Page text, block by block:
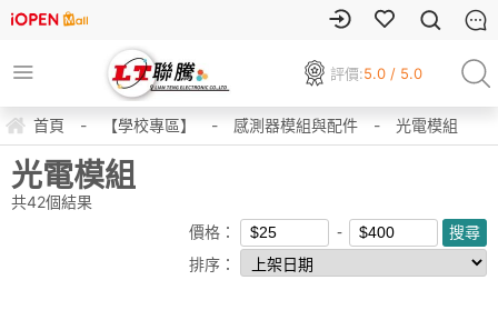
評價:5.0 / 5.0
首頁 - 【學校專區】 - 感測器模組與配件 - 光電模組
光電模組
共42個結果
價格：
排序：